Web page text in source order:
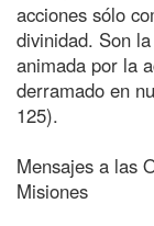
acciones sólo
divinidad. Son
animada por la
derramado en
125).
Mensajes a las
Misiones